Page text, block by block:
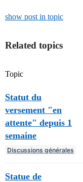
show post in topic
Related topics
Topic
Statut du
versement "en
attente" depuis 1
semaine
Discussions générales
Statue de